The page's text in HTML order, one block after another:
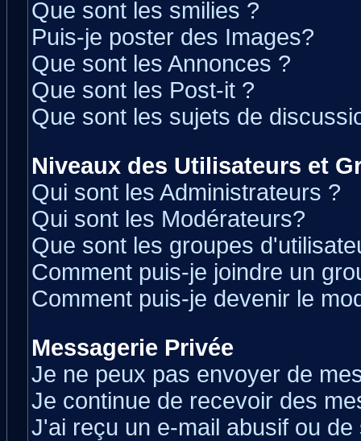
Que sont les smilies ?
Puis-je poster des Images?
Que sont les Annonces ?
Que sont les Post-it ?
Que sont les sujets de
Niveaux des Utilisateurs et
Qui sont les Administrateurs ?
Qui sont les Modérateurs?
Que sont les groupes
Comment puis-je joindre un
Comment puis-je devenir le
Messagerie Privée
Je ne peux pas envoyer de
Je continue de recevoir des
J'ai reçu un e-mail abusif ou